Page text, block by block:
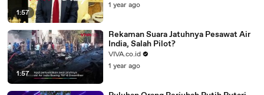
1:57
1 year ago
1:57
Rekaman Suara Jatuhnya Pesawat Air
India, Salah Pilot?
VIVA.co.id
1 year ago